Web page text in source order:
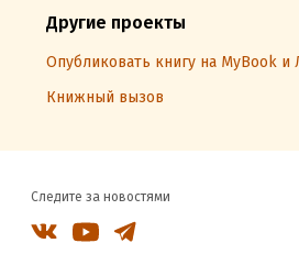
Другие проекты
Опубликовать книгу на MyBook и
Книжный вызов
Следите за новостями